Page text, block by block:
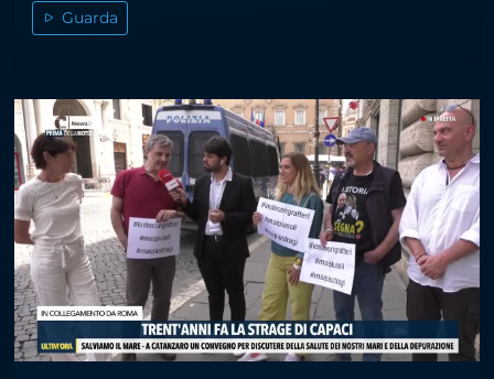
Guarda